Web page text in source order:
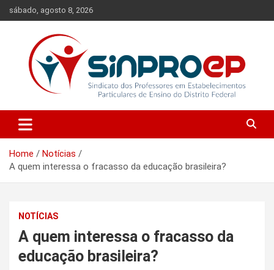
Skip
to
sábado, agosto 8, 2026
Sinproep-DF
Ensino do Distrito Federal
Home
Notícias
A quem interessa o fracasso da educação brasileira?
NOTÍCIAS
A quem interessa o fracasso da
educação brasileira?